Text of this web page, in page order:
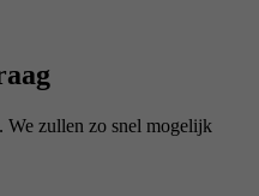
We zullen zo snel mogelijk